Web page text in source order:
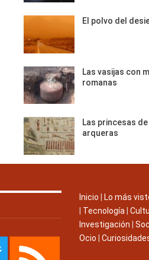
El polvo del
Las vasijas con
romanas
Las princesas
arqueras
Inicio Lo más
Tecnología
Investigación
Ocio